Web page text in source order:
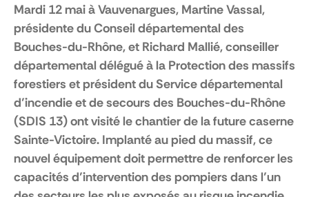
Mardi 12 mai à Vauvenargues, Martine Vassal,
présidente du Conseil départemental des
Bouches-du-Rhône, et Richard Mallié, conseiller
départemental délégué à la Protection des massifs
forestiers et président du Service départemental
d’incendie et de secours des Bouches-du-Rhône
(SDIS 13) ont visité le chantier de la future caserne
Sainte-Victoire. Implanté au pied du massif, ce
nouvel équipement doit permettre de renforcer les
capacités d’intervention des pompiers dans l’un